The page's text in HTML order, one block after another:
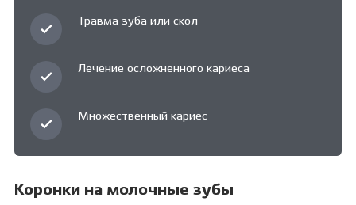
Травма зуба или скол
Лечение осложненного кариеса
Множественный кариес
Коронки на молочные зубы